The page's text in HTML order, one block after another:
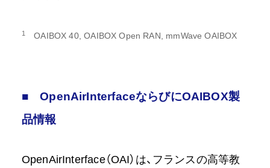
1 OAIBOX 40, OAIBOX Open RAN, mmWave OAIBOX
■ OpenAirInterfaceならびにOAIBOX製
品情報
OpenAirInterface（OAI）は、フランスの高等教